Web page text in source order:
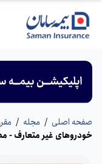
صفحه اصلی / مجله /
خودروهای غیر متعارف -